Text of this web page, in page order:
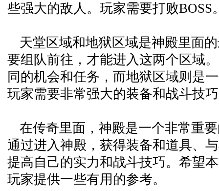
些强大的敌人。玩家需要打败BOSS
天堂区域和地狱区域是神殿里面
要组队前往，才能进入这两个区域
同的机会和任务，而地狱区域则是
玩家需要非常强大的装备和战斗技
在传奇里面，神殿是一个非常重
通过进入神殿，获得装备和道具、
提高自己的实力和战斗技巧。希望
玩家提供一些有用的参考。